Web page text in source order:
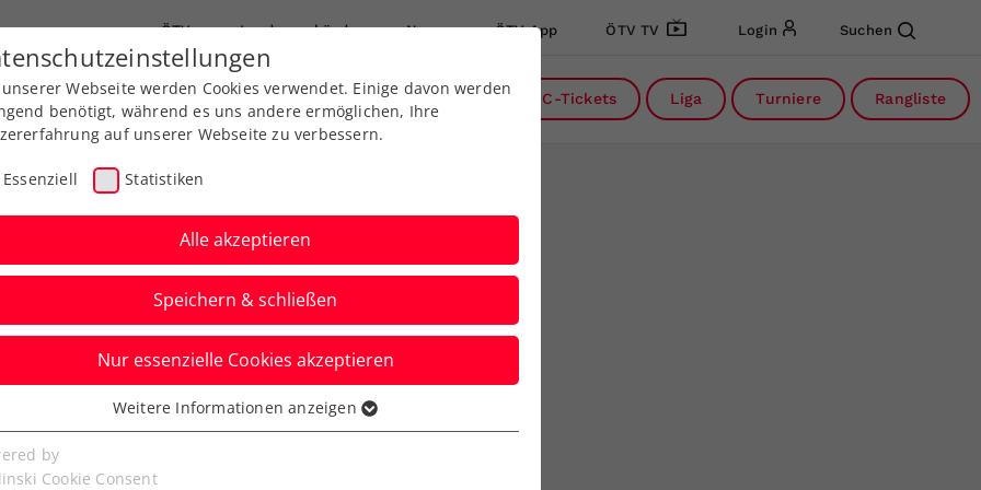
ÖTV Landesverbände News ÖTV App ÖTV TV Login Suchen
Ausbildung Services Über uns FAQ DC-Tickets Liga Turniere Rangliste
schlägt Nummer
im Achtelfinale
Webseite werden Cookies verwendet. Einige davon werden
benötigt, während es uns andere ermöglichen, Ihre
auf unserer Webseite zu verbessern.
Essenziell Statistiken
Alle akzeptieren
Speichern & schließen
Nur essenzielle Cookies akzeptieren
Cookies werden für grundlegende Funktionen der
benötigt. Dadurch ist gewährleistet, dass die Webseite
Weitere Informationen anzeigen
by
Cookie Consent